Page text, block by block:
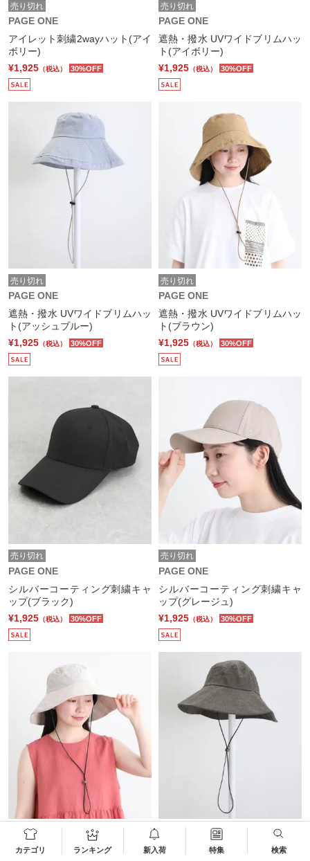
カテゴリ ランキング 新入荷 特集 検索
売り切れ
PAGE ONE
アイレット刺繍2wayハット(アイ
ボリー)
¥1,925 （税込） 30%OFF
売り切れ
PAGE ONE
遮熱・撥水 UVワイドブリムハッ
ト(アイボリー)
¥1,925 （税込） 30%OFF
売り切れ
PAGE ONE
遮熱・撥水 UVワイドブリムハッ
ト(アッシュブルー)
¥1,925 （税込） 30%OFF
売り切れ
PAGE ONE
遮熱・撥水 UVワイドブリムハッ
ト(ブラウン)
¥1,925 （税込） 30%OFF
売り切れ
PAGE ONE
シルバーコーティング刺繍キャ
ップ(ブラック)
¥1,925 （税込） 30%OFF
売り切れ
PAGE ONE
シルバーコーティング刺繍キャ
ップ(グレージュ)
¥1,925 （税込） 30%OFF
売り切れ
PAGE ONE
PAGE ONE